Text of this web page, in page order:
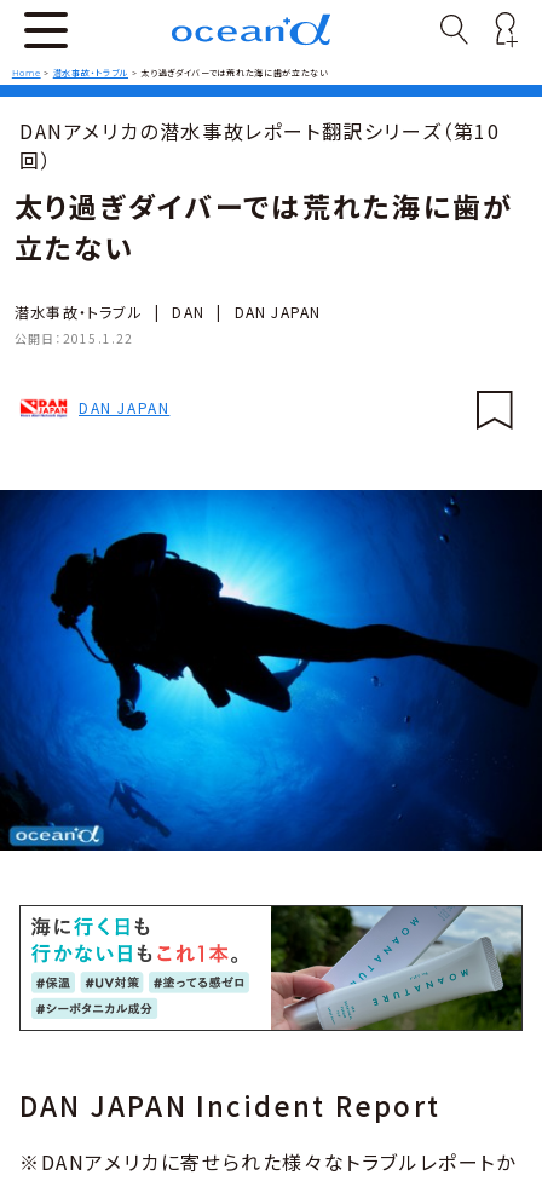
Home > 潜水事故・トラブル >太り過ぎダイバーでは荒れた海に歯が立たない
DANアメリカの潜水事故レポート翻訳シリーズ（第10
回）
太り過ぎダイバーでは荒れた海に歯が
立たない
潜水事故・トラブル | DAN | DAN JAPAN
公開日： 2015.1.22
DAN JAPAN
DAN JAPAN Incident Report
※DANアメリカに寄せられた様々なトラブルレポートか